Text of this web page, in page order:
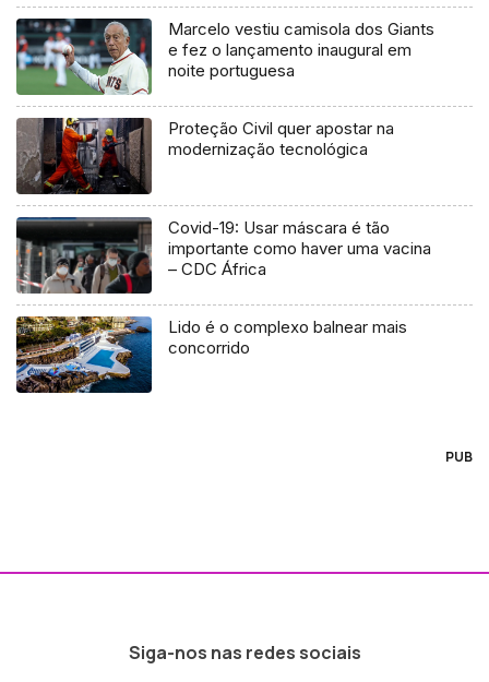
Marcelo vestiu camisola dos Giants
e fez o lançamento inaugural em
noite portuguesa
Proteção Civil quer apostar na
modernização tecnológica
Covid-19: Usar máscara é tão
importante como haver uma vacina
– CDC África
Lido é o complexo balnear mais
concorrido
PUB
Siga-nos nas redes sociais